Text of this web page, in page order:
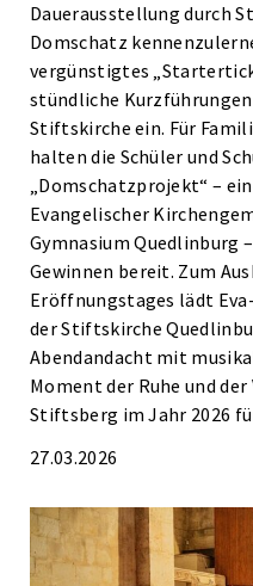
Dauerausstellung durch
Domschatz
vergünstigtes
stündliche
Stiftskirche ein. Für
halten die Schüler und
„Domschatzprojekt“ –
Evangelischer
Gymnasium Quedlinburg
Gewinnen bereit. Zum
Eröffnungstages lädt
der Stiftskirche
Abendandacht mit
Moment der Ruhe und
Stiftsberg im Jahr 2026
27.03.2026